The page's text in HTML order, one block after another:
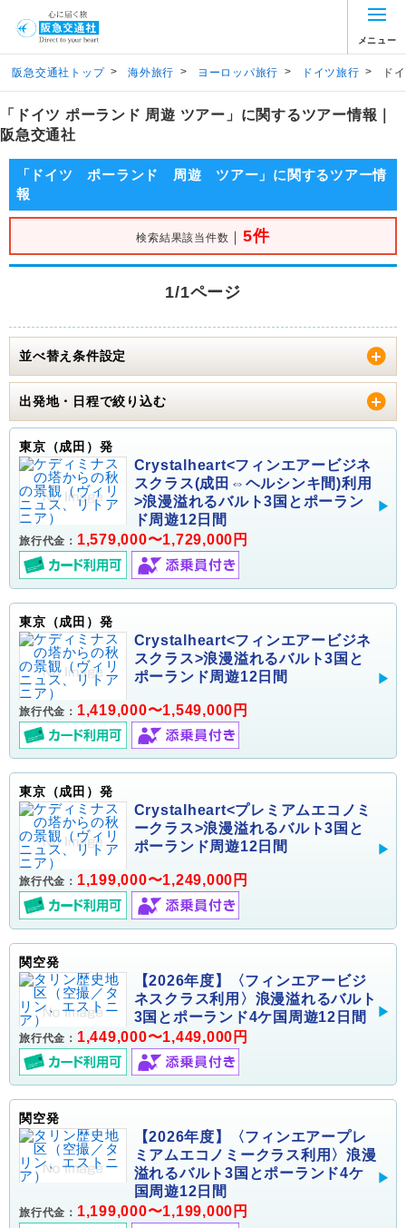
メニュー
阪急交通社トップ > 海外旅行 > ヨーロッパ旅行 > ドイツ旅行 > ド
「ドイツ ポーランド 周遊 ツアー」に関するツアー情報｜
阪急交通社
「ドイツ ポーランド 周遊 ツアー」に関するツアー情
報
検索結果該当件数 ｜5件
1/1ページ
並べ替え条件設定
出発地・日程で絞り込む
東京（成田）発
Crystalheart<フィンエアービジネ
スクラス(成田⇔ヘルシンキ間)利用
>浪漫溢れるバルト3国とポーラン
ド周遊12日間
旅行代金： 1,579,000〜1,729,000円
東京（成田）発
Crystalheart<フィンエアービジネ
スクラス>浪漫溢れるバルト3国と
ポーランド周遊12日間
旅行代金： 1,419,000〜1,549,000円
東京（成田）発
Crystalheart<プレミアムエコノミ
ークラス>浪漫溢れるバルト3国と
ポーランド周遊12日間
旅行代金： 1,199,000〜1,249,000円
関空発
【2026年度】〈フィンエアービジ
ネスクラス利用〉浪漫溢れるバルト
3国とポーランド4ケ国周遊12日間
旅行代金： 1,449,000〜1,449,000円
関空発
【2026年度】〈フィンエアープレ
ミアムエコノミークラス利用〉浪漫
溢れるバルト3国とポーランド4ケ
国周遊12日間
旅行代金： 1,199,000〜1,199,000円